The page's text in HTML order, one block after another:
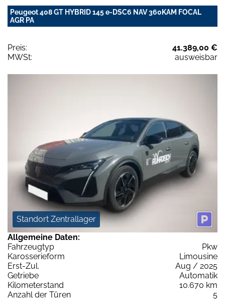
Peugeot 408 GT HYBRID 145 e-DSC6 NAV 360KAM FOCAL
AGR PA
Preis:
41.389,00 €
MWSt:
ausweisbar
Standort Zentrallager
Allgemeine Daten:
Fahrzeugtyp
Pkw
Karosserieform
Limousine
Erst-Zul.
Aug / 2025
Getriebe
Automatik
Kilometerstand
10.670 km
Anzahl der Türen
5